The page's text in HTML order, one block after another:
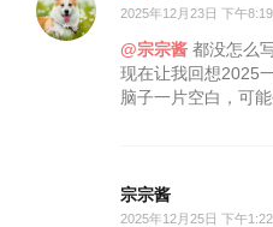
2025年12月23日 下午8:19
@宗宗酱 都没怎么
现在让我回想2025
脑子一片空白，可
宗宗酱
2025年12月25日 下午1:22